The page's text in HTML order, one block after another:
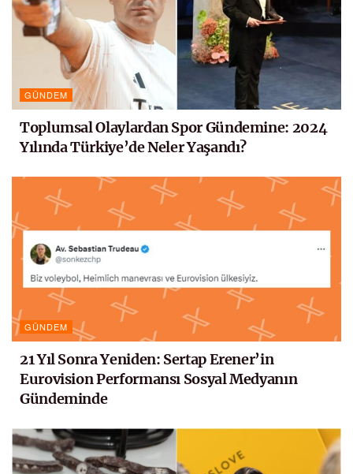
GÜNDEM
Toplumsal Olaylardan Spor Gündemine: 2024
Yılında Türkiye’de Neler Yaşandı?
GÜNDEM
21 Yıl Sonra Yeniden: Sertap Erener’in
Eurovision Performansı Sosyal Medyanın
Gündeminde